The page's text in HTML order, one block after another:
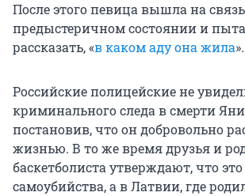
После этого певица вышла на
предыстеричном состоянии и
рассказать, «в каком аду она жила».
Российские полицейские не
криминального следа в смерти
постановив, что он добровольно
жизнью. В то же время друзья и
баскетболиста утверждают, что
самоубийства, а в Латвии, где